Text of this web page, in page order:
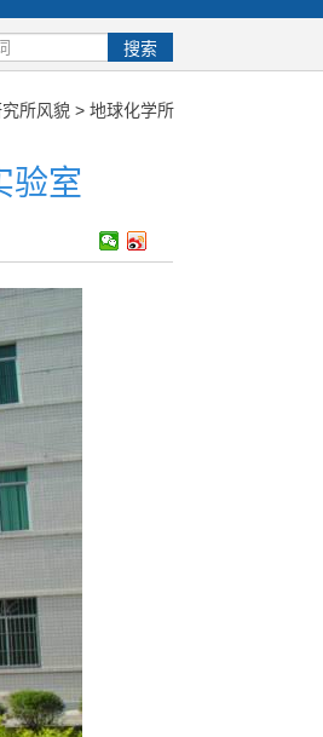
搜索
所风貌> 地球化学所
验室